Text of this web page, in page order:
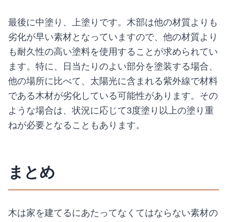
最後に中塗り、上塗りです。木部は他の材質よりも
劣化が早い素材となっていますので、他の材質より
も耐久性の高い塗料を使用することが求められてい
ます。特に、日当たりのよい部分を塗装する場合、
他の場所に比べて、太陽光に含まれる紫外線で材料
である木材が劣化している可能性があります。その
ような場合は、状況に応じて3度塗り以上の塗り重
ねが必要となることもあります。
まとめ
木は家を建てるにあたってなくてはならない素材の